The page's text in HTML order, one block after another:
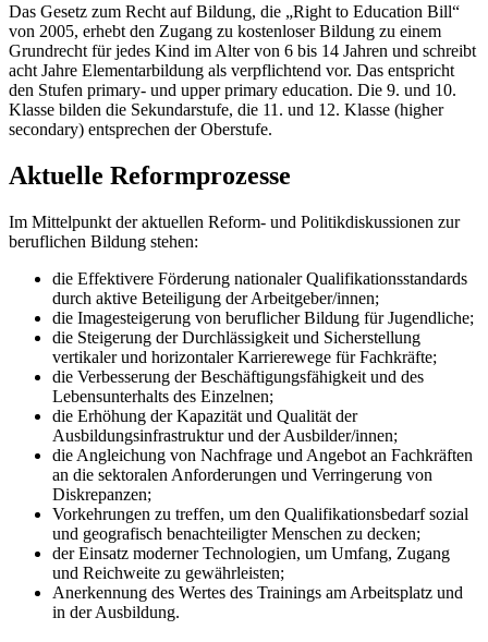
Das Gesetz zum Recht auf Bildung, die „Right to Education Bill“
von 2005, erhebt den Zugang zu kostenloser Bildung zu einem
Grundrecht für jedes Kind im Alter von 6 bis 14 Jahren und schreibt
acht Jahre Elementarbildung als verpflichtend vor. Das entspricht
den Stufen primary- und upper primary education. Die 9. und 10.
Klasse bilden die Sekundarstufe, die 11. und 12. Klasse (higher
secondary) entsprechen der Oberstufe.
Aktuelle Reformprozesse
Im Mittelpunkt der aktuellen Reform- und Politikdiskussionen zur
beruflichen Bildung stehen:
die Effektivere Förderung nationaler Qualifikationsstandards
durch aktive Beteiligung der Arbeitgeber/innen;
die Imagesteigerung von beruflicher Bildung für Jugendliche;
die Steigerung der Durchlässigkeit und Sicherstellung
vertikaler und horizontaler Karrierewege für Fachkräfte;
die Verbesserung der Beschäftigungsfähigkeit und des
Lebensunterhalts des Einzelnen;
die Erhöhung der Kapazität und Qualität der
Ausbildungsinfrastruktur und der Ausbilder/innen;
die Angleichung von Nachfrage und Angebot an Fachkräften
an die sektoralen Anforderungen und Verringerung von
Diskrepanzen;
Vorkehrungen zu treffen, um den Qualifikationsbedarf sozial
und geografisch benachteiligter Menschen zu decken;
der Einsatz moderner Technologien, um Umfang, Zugang
und Reichweite zu gewährleisten;
Anerkennung des Wertes des Trainings am Arbeitsplatz und
in der Ausbildung.